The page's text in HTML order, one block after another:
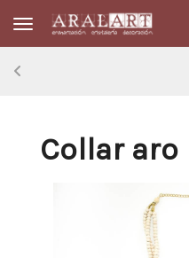
Toggle navigation
Collar aro